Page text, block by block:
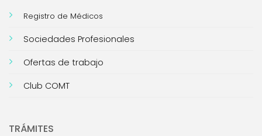
Registro de Médicos
Sociedades Profesionales
Ofertas de trabajo
Club COMT
TRÁMITES